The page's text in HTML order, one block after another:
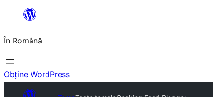
conținut
În Română
Obține WordPress